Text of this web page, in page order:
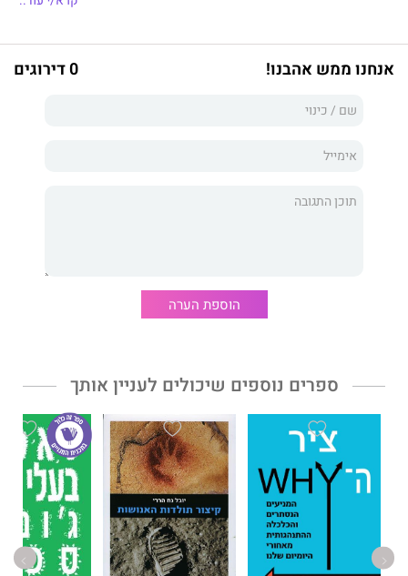
לסמוך על מידע המגיע אלינו מהממסד, מהמדיה ומהרשתות
אנחנו וילדינו סומכים יותר ויותר על אפליקציות, ופחות על עצמנו ועל
בספרו המקורי והמרתק, מציע הפסיכולוג הקליני עמוס מיתר, שפגש
מחוץ לנו, מיתר מציע להפנות את המבט אל תוכנו. בעזרת התבוננות
מעמיקה, הוא מראה כיצד שינוי מהותי ביחסים יוביל לבניית תחושת
של כל הורה. בעזרת תובנות חכמות, דוגמאות מהחיים ותרגולים
מעשיים, מיתר מנחה אותנו כיצד להפוך את ילדינו למורים
זהו מדריך ייחודי להורות חדשה: הורות שמבוססת על קרבה, כבוד
ואמון הדדי. הורים שמחים מגדלים ילדים שמחים, שיהיו לאנשים
עמוס מיתר הוא פסיכולוג קליני מוערך אשר אינו מפסיק ללמוד
מהחיים. לעמוס ניסיון עשיר עם מאות הורים וילדים, ספורטאים
מובילים ומנהלים בכירים. בעבודתו הוא משלב בין פסיכולוגיה,
בודהיזם וגישתו המיוחדת להרחבת עולמם הרגשי של מטופליו.
אנחנו ממש אהבנו! 0 דירוגים
הוספת הערה
ספרים נוספים שיכולים לעניין אותך